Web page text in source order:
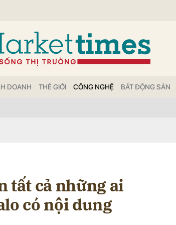
DOANH THẾ GIỚI CÔNG NGHỆ BẤT ĐỘNG SẢN
tất cả những ai
có nội dung